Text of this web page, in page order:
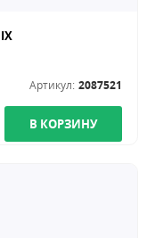
Артикул: 2087521